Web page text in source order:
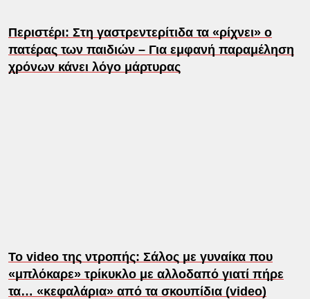
Περιστέρι: Στη γαστρεντερίτιδα τα «ρίχνει» ο
πατέρας των παιδιών – Για εμφανή παραμέληση
χρόνων κάνει λόγο μάρτυρας
Το video της ντροπής: Σάλος με γυναίκα που
«μπλόκαρε» τρίκυκλο με αλλοδαπό γιατί πήρε
τα… «κεφαλάρια» από τα σκουπίδια (video)